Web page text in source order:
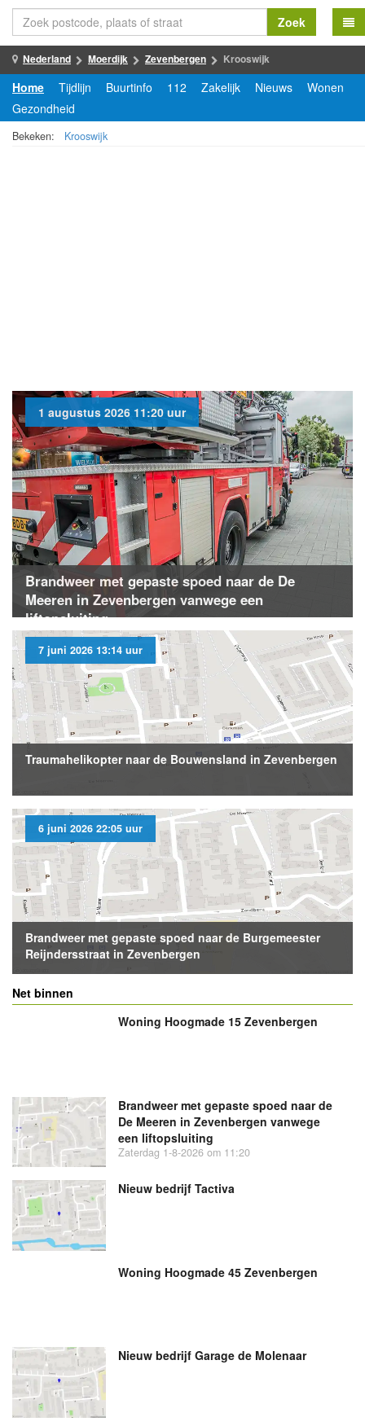
Zoek
Nederland Moerdijk Zevenbergen Krooswijk
Home Tijdlijn Buurtinfo 112 Zakelijk Nieuws
Wonen
Gezondheid
Bekeken: Krooswijk
1 augustus 2026 11:20 uur
Brandweer met gepaste spoed naar de De
Meeren in Zevenbergen vanwege een
liftopsluiting
7 juni 2026 13:14 uur
Traumahelikopter naar de Bouwensland in Zevenbergen
6 juni 2026 22:05 uur
Brandweer met gepaste spoed naar de Burgemeester
Reijndersstraat in Zevenbergen
Net binnen
Woning Hoogmade 15 Zevenbergen
Brandweer met gepaste spoed naar de
De Meeren in Zevenbergen vanwege
een liftopsluiting
Zaterdag 1-8-2026 om 11:20
Nieuw bedrijf Tactiva
Woning Hoogmade 45 Zevenbergen
Nieuw bedrijf Garage de Molenaar